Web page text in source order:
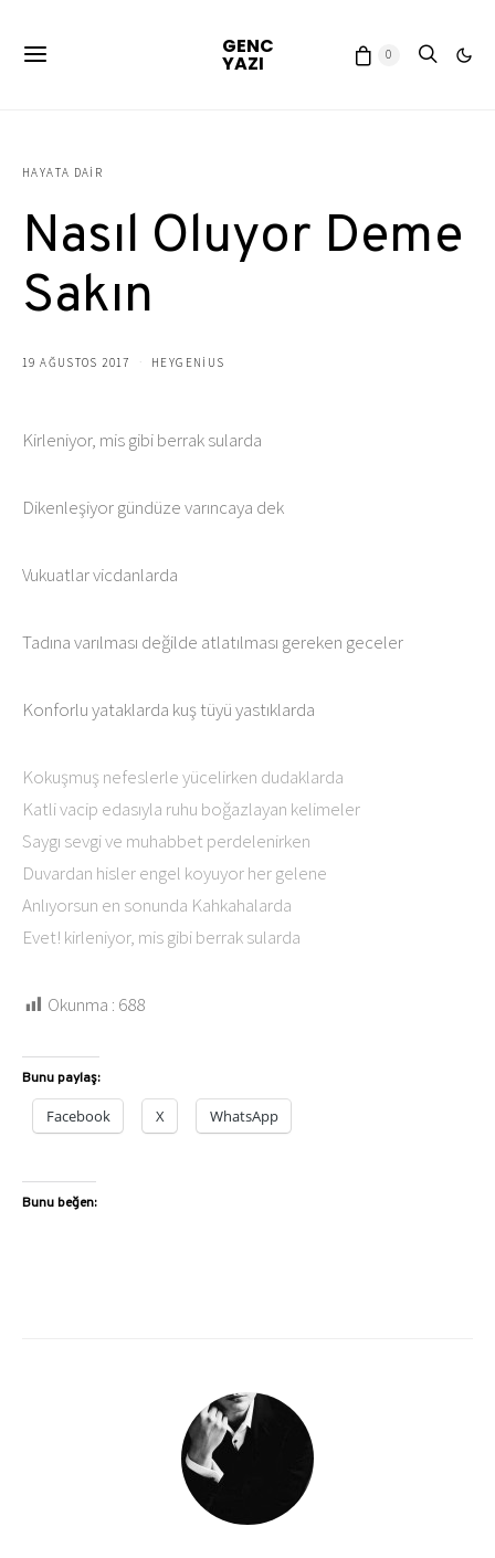
GENC
YAZI 0
HAYATA DAIR
Nasıl Oluyor Deme
Sakın
19 AĞUSTOS 2017 HEYGENIUS
Kirleniyor, mis gibi berrak sularda
Dikenleşiyor gündüze varıncaya dek
Vukuatlar vicdanlarda
Tadına varılması değilde atlatılması gereken geceler
Konforlu yataklarda kuş tüyü yastıklarda
Kokuşmuş nefeslerle yücelirken dudaklarda
Katli vacip edasıyla ruhu boğazlayan kelimeler
Saygı sevgi ve muhabbet perdelenirken
Duvardan hisler engel koyuyor her gelene
Anlıyorsun en sonunda Kahkahalarda
Evet! kirleniyor, mis gibi berrak sularda
Okunma : 688
Bunu paylaş:
Facebook X WhatsApp
Bunu beğen: